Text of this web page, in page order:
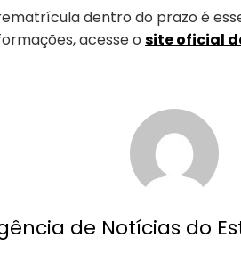
dentro do prazo é
acesse o site oficial
de Notícias do